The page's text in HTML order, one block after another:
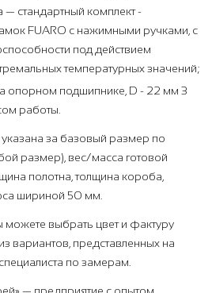
— стандартный комплект -
FUARO с нажимными ручками, с
под действием
температурных значений;
опорном подшипнике, D - 22 мм 3
работы.
указана за базовый размер по
размер), вес/масса готовой
полотна, толщина короба,
шириной 50 мм.
можете выбрать цвет и фактуру
вариантов, представленных на
по замерам.